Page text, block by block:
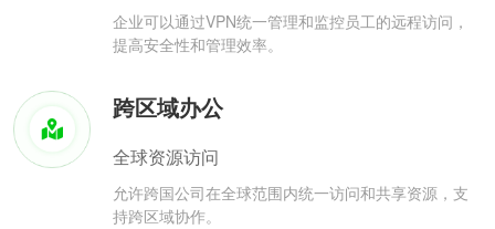
企业可以通过VPN统一管理和监控员工的远程访问，
提高安全性和管理效率。
跨区域办公
全球资源访问
允许跨国公司在全球范围内统一访问和共享资源，支
持跨区域协作。